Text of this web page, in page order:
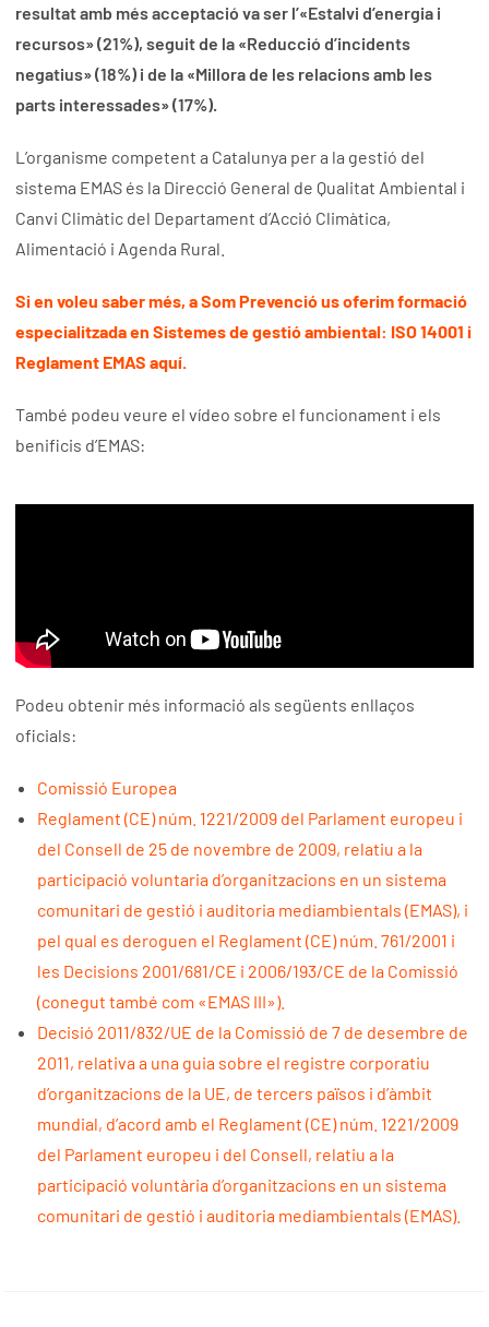
resultat amb més acceptació va ser l’«Estalvi d’energia i
recursos» (21%), seguit de la «Reducció d’incidents
negatius» (18%) i de la «Millora de les relacions amb les
parts interessades» (17%).
L’organisme competent a Catalunya per a la gestió del
sistema EMAS és la Direcció General de Qualitat Ambiental i
Canvi Climàtic del Departament d’Acció Climàtica,
Alimentació i Agenda Rural.
Si en voleu saber més, a Som Prevenció us oferim formació
especialitzada en Sistemes de gestió ambiental: ISO 14001 i
Reglament EMAS aquí.
També podeu veure el vídeo sobre el funcionament i els
benificis d’EMAS:
Podeu obtenir més informació als següents enllaços
oficials:
Comissió Europea
Reglament (CE) núm. 1221/2009 del Parlament europeu i
del Consell de 25 de novembre de 2009, relatiu a la
participació voluntaria d’organitzacions en un sistema
comunitari de gestió i auditoria mediambientals (EMAS), i
pel qual es deroguen el Reglament (CE) núm. 761/2001 i
les Decisions 2001/681/CE i 2006/193/CE de la Comissió
(conegut també com «EMAS III»).
Decisió 2011/832/UE de la Comissió de 7 de desembre de
2011, relativa a una guia sobre el registre corporatiu
d’organitzacions de la UE, de tercers països i d’àmbit
mundial, d’acord amb el Reglament (CE) núm. 1221/2009
del Parlament europeu i del Consell, relatiu a la
participació voluntària d’organitzacions en un sistema
comunitari de gestió i auditoria mediambientals (EMAS).